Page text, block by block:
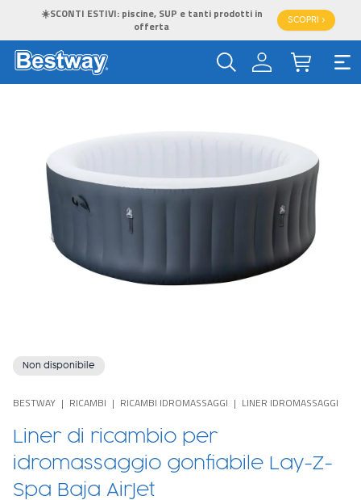
☀️SCONTI ESTIVI: piscine, SUP e tanti prodotti in
offerta
SCOPRI >
Non disponibile
BESTWAY RICAMBI RICAMBI IDROMASSAGGI LINER IDROMASSAGGI
Liner di ricambio per
idromassaggio gonfiabile Lay-Z-
Spa Baja AirJet